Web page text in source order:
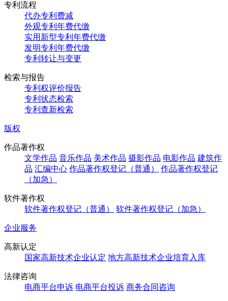
专利流程
代办专利费减
外观专利年费代缴
实用新型专利年费代缴
发明专利年费代缴
专利转让与变更
检索与报告
专利权评价报告
专利状态检索
专利查新检索
版权
作品著作权
文学作品 音乐作品 美术作品 摄影作品 电影作品 建筑作
品 汇编中心 作品著作权登记（普通）
作品著作权登记
（加急）
软件著作权
软件著作权登记（普通）
软件著作权登记（加急）
企业服务
高新认定
国家高新技术企业认定 地方高新技术企业培育入库
法律咨询
电商平台申诉 电商平台投诉 商务合同咨询